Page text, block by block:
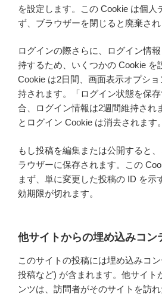
を設定します。この Cookie は個人
ず、ブラウザーを閉じると廃棄され
ログインの際さらに、ログイン情
持するため、いくつかの Cookie を
Cookie は2日間、画面表示オプシ
持されます。「ログイン状態を保
合、ログイン情報は2週間維持され
とログイン Cookie は消去されます。
もし投稿を編集または公開すると
ラウザーに保存されます。この
まず、単に変更した投稿の ID を示
効期限が切れます。
他サイトからの埋め込みコン
このサイトの投稿には埋め込みコン
投稿など) が含まれます。他サイト
ンツは、訪問者がそのサイトを訪